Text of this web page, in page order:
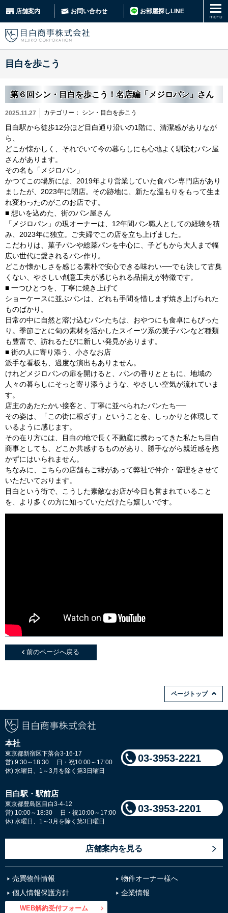
店舗案内 お問い合わせ お部屋探しLINE
目白を歩こう
第６回シン・目白を歩こう！名店編「メジロパン」さん
2025.11.27 カテゴリー： シン・目白を歩こう
目白駅から徒歩12分ほど目白通り沿いの1階に、清潔感がありなが
ら、
どこか懐かしく、それでいて今の暮らしにも心地よく馴染むパン屋
さんがあります。
その名も「メジロパン」
かつてこの場所には、2019年より営業していた食パン専門店があり
ましたが、2023年に閉店。その跡地に、新たな温もりをもって生ま
れ変わったのがこのお店です。
■ 想いを込めた、街のパン屋さん
「メジロパン」の現オーナーは、12年間パン職人としての経験を積
み、2023年に独立。ご夫婦でこの店を立ち上げました。
こだわりは、菓子パンや総菜パンを中心に、子どもから大人まで幅
広い世代に愛されるパン作り。
どこか懐かしさを感じる素朴で安心できる味わい──でも決して古臭
くない、やさしい創意工夫が感じられる品揃えが特徴です。
■ 一つひとつを、丁寧に焼き上げて
ショーケースに並ぶパンは、どれも手間を惜しまず焼き上げられた
ものばかり。
日常の中に自然と溶け込むパンたちは、おやつにも食卓にもぴった
り。季節ごとに旬の素材を活かしたスイーツ系の菓子パンなど種類
も豊富で、訪れるたびに新しい発見があります。
■ 街の人に寄り添う、小さなお店
派手な看板も、過度な演出もありません。
けれどメジロパンの扉を開けると、パンの香りとともに、地域の
人々の暮らしにそっと寄り添うような、やさしい空気が流れていま
す。
店主のあたたかい接客と、丁寧に並べられたパンたち──
その姿は、「この街に根ざす」ということを、しっかりと体現して
いるように感じます。
その在り方には、目白の地で長く不動産に携わってきた私たち目白
商事としても、どこか共感するものがあり、勝手ながら親近感を抱
かずにはいられません。
ちなみに、こちらの店舗もご縁があって弊社で仲介・管理をさせて
いただいております。
目白という街で、こうした素敵なお店が今日も営まれていること
を、より多くの方に知っていただけたら嬉しいです。
前のページへ戻る
ページトップ
本社
東京都新宿区下落合3-16-17
営) 9:30～18:30 日・祝10:00～17:00
休) 水曜日、1～3月を除く第3日曜日
03-3953-2221
目白駅・駅前店
東京都豊島区目白3-4-12
営) 10:00～18:30 日・祝10:00～17:00
休) 水曜日、1～3月を除く第3日曜日
03-3953-2201
店舗案内を見る
売買物件情報
物件オーナー様へ
個人情報保護方針
企業情報
WEB解約受付フォーム